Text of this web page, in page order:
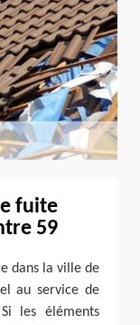
fuite
59
dans la ville de
au service de
les éléments